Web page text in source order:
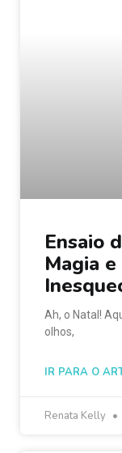
Ensaio
Magia
Ah, o Natal!
olhos,
IR PARA O
Renata Kelly